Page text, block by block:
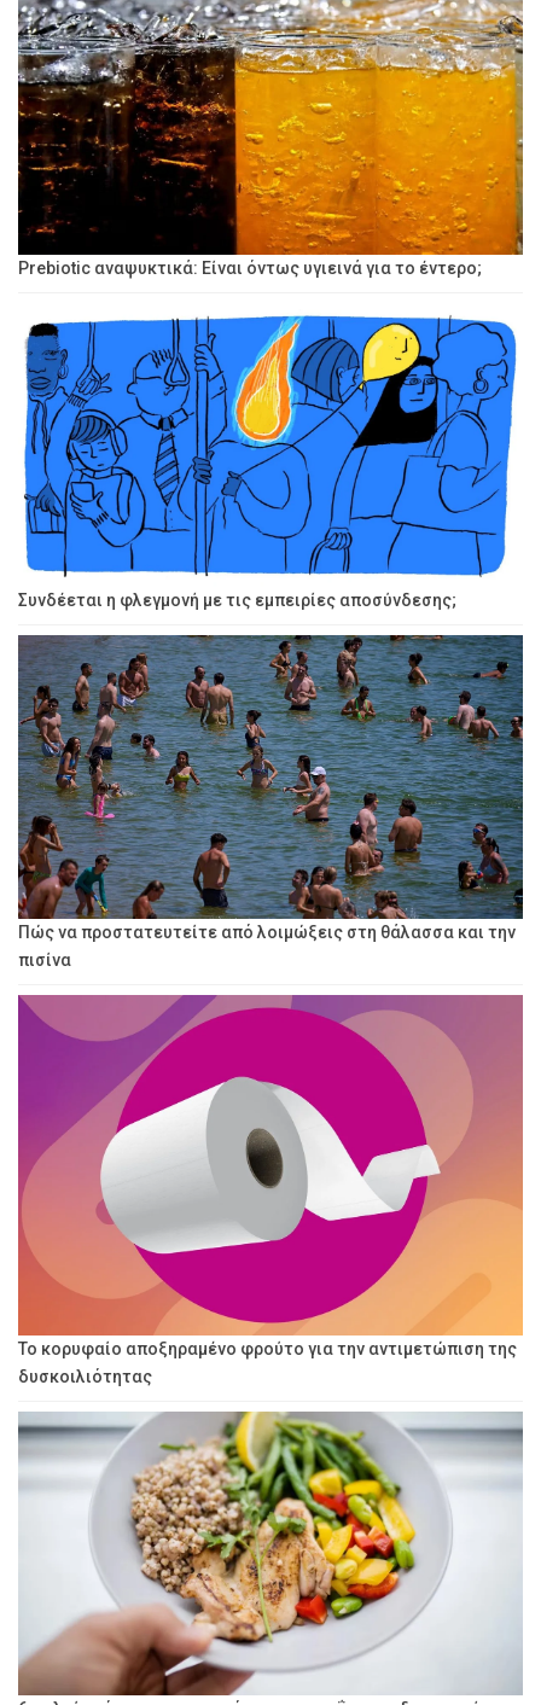
Prebiotic αναψυκτικά: Είναι όντως υγιεινά για το έντερο;
Συνδέεται η φλεγμονή με τις εμπειρίες αποσύνδεσης;
Πώς να προστατευτείτε από λοιμώξεις στη θάλασσα και την
πισίνα
Το κορυφαίο αποξηραμένο φρούτο για την αντιμετώπιση της
δυσκοιλιότητας